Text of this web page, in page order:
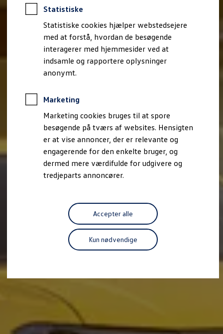
Statistiske
Statistiske cookies hjælper webstedsejere
med at forstå, hvordan de besøgende
interagerer med hjemmesider ved at
indsamle og rapportere oplysninger
anonymt.
Marketing
Marketing cookies bruges til at spore
besøgende på tværs af websites. Hensigten
er at vise annoncer, der er relevante og
engagerende for den enkelte bruger, og
dermed mere værdifulde for udgivere og
tredjeparts annoncører.
Accepter alle
Kun nødvendige
Ejere og services
Book tid på værkstedet
Service
Serviceabonnementer
Service 5+
Service på elbiler
Prismatch
Fordele ved autoriseret værksted
Brugbar information
Servicefordele
Digitale ekstrafunktioner
Se tjenesterne til din model
Volkswagen-apps, login og shop
Forbind mobiltelefonen med bilen
Opdateringer til software, kort og radio
Fleet Interface Data
MinVolkswagen
Digital instruktionsbog
Tilbehør
Fordele ved at vælge autoriseret værksted til din
Om Volkswagen
Nyheder
Tilmeld nyhedsbrev
Pressemeddelser
Kalenderbillede
VieW
Autostadt
Hvad er Volkswagen?
Find forhandler
Hjælp og kontakt